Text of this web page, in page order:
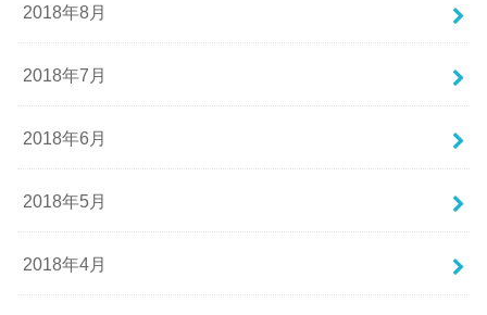
2018年8月
2018年7月
2018年6月
2018年5月
2018年4月